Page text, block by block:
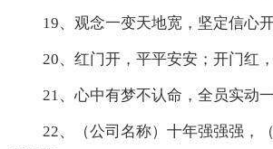
19、观念一变天地宽，坚定信心
20、红门开，平平安安；开门红
21、心中有梦不认命，全员实动
22、（公司名称）十年强强强，